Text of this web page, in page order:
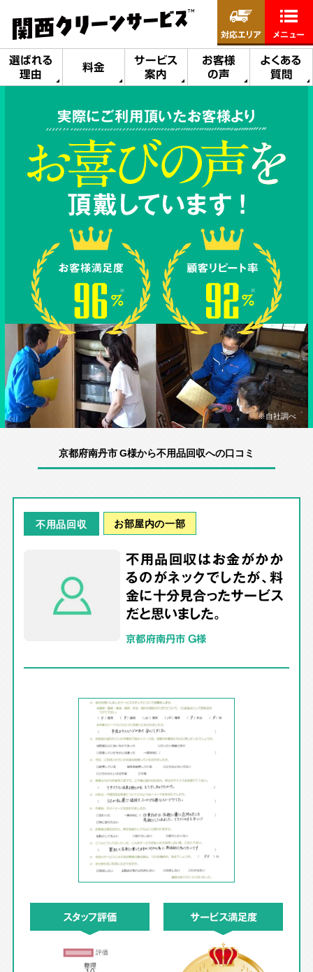
選ばれる
理由
料金
サービス
案内
お客様
の声
よくある
質問
対応エリア メニュー
実際にご利用頂いたお客様より
※自社調べ
京都府南丹市 G様から不用品回収への口コミ
不用品回収 お部屋内の一部
不用品回収はお金がかか
るのがネックでしたが、料
金に十分見合ったサービス
だと思いました。
京都府南丹市 G様
スタッフ評価 サービス満足度